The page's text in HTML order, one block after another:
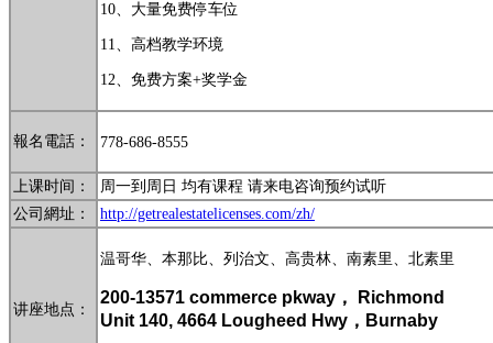
10、 大量免费停车位
11、 高档教学环境
12、 免费方案+奖学金
報名電話： 778-686-8555
上课时间：
周一到周日 均有课程 请来电咨询预约试听
公司網址：
http://getrealestatelicenses.com/zh/
讲座地点：
温哥华、本那比、列治文、高贵林、南素里、北素里
200-13571 commerce pkway， Richmond
Unit 140, 4664 Lougheed Hwy，Burnaby